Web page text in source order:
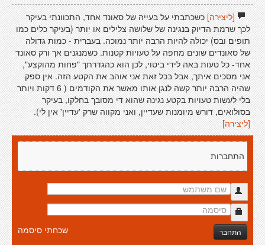
[ליצירה]כשכתבתי על בעייה של סאונד אחד, התכוונתי בעיקר
לכך שרמת הדיוק בנגינה של שלושה צלילים או יותר (בעיקר כלים כמו
תופים ובס) יכולה להיות הרבה יותר נמוכה. בעברית - כמות גדולה
של סאונדים שונים מחפה על טעויות קטנות. כשמנגנים אך ורק סאונד
אחד- כל טעות באה לידי ביטוי, לכן הוא כהגדרתך "פחות מהוקצע",
אני מסכים איתך, אבל בכל זאת אני אוהב את הקטע הזה. אין ספק
שהיה הרבה יותר קשה לנגן אותו מאשר את הקודמים ( 6 דקות ויותר
בלי לעשות טעויות בקטע נגינה שהוא די מסובך בחלקו, בעיקר
בסולואים, דורש מיומנות שעדיין, ואני מקווה שרק 'עדיין' אין לי).
[ליצירה]
התחברות
התחבר שכחתי סיסמה